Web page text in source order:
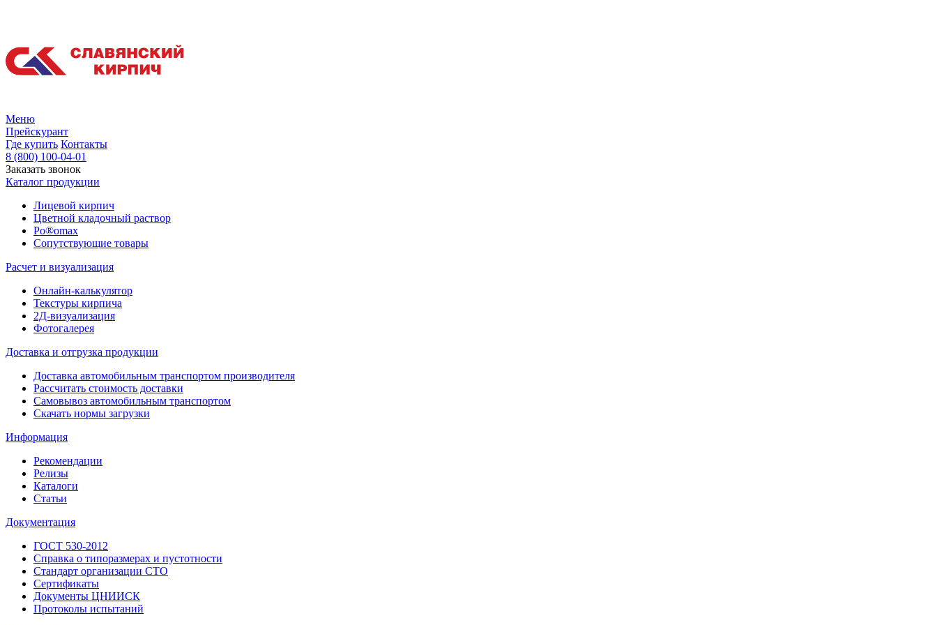
Меню
Прейскурант
Где купить Контакты
8 (800) 100-04-01
Заказать звонок
Каталог продукции
Лицевой кирпич
Цветной кладочный раствор
Po®omax
Сопутствующие товары
Расчет и визуализация
Онлайн-калькулятор
Текстуры кирпича
2Д-визуализация
Фотогалерея
Доставка и отгрузка продукции
Доставка автомобильным транспортом производителя
Рассчитать стоимость доставки
Самовывоз автомобильным транспортом
Скачать нормы загрузки
Информация
Рекомендации
Релизы
Каталоги
Статьи
Документация
ГОСТ 530-2012
Справка о типоразмерах и пустотности
Стандарт организации СТО
Сертификаты
Документы ЦНИИСК
Протоколы испытаний